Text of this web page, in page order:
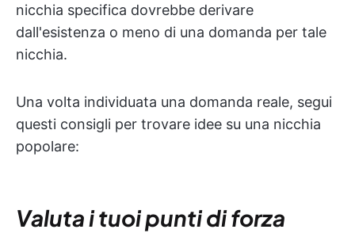
nicchia specifica dovrebbe derivare
dall'esistenza o meno di una domanda per tale
nicchia.
Una volta individuata una domanda reale, segui
questi consigli per trovare idee su una nicchia
popolare:
Valuta i tuoi punti di forza